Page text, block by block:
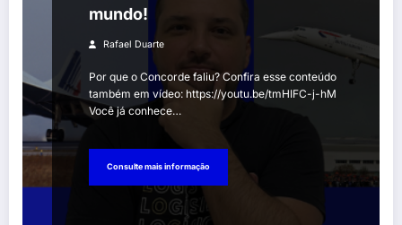
mundo!
Rafael Duarte
Por que o Concorde faliu? Confira esse conteúdo
também em vídeo: https://youtu.be/tmHIFC-j-hM
Você já conhece…
Consulte mais informação